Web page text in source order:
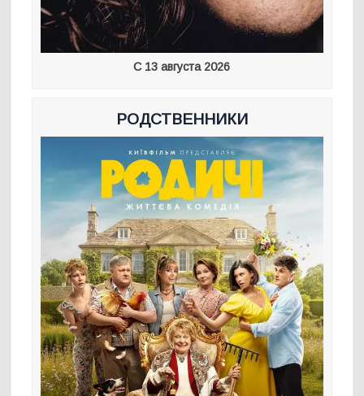
С 13 августа 2026
РОДСТВЕННИКИ